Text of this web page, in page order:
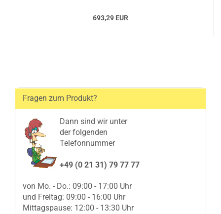
693,29 EUR
Fragen zum Produkt?
Dann sind wir unter
der folgenden
Telefonnummer
+49 (0 21 31) 79 77 77
von Mo. - Do.: 09:00 - 17:00 Uhr
und Freitag: 09:00 - 16:00 Uhr
Mittagspause: 12:00 - 13:30 Uhr